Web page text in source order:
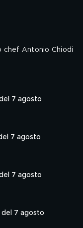
chef Antonio Chiodi
7 agosto
7 agosto
7 agosto
del 7 agosto